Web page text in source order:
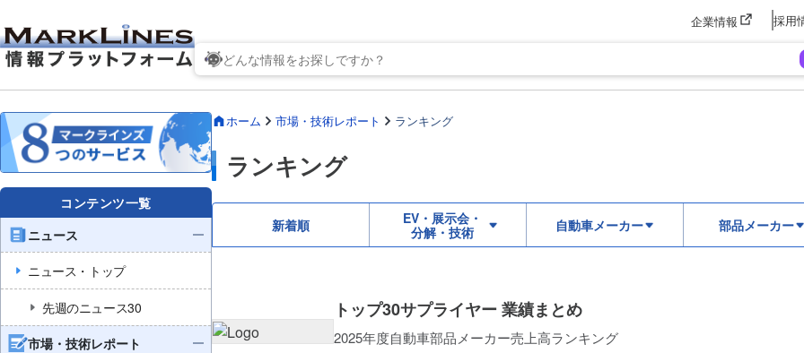
企業情報 採用
コンテンツ一覧
ニュース
ニュース・トップ
先週のニュース30
市場・技術レポート
ホーム 市場・技術レポート ランキング
ランキング
新着順
EV・展示会・
分解・技術
自動車メーカー 部品メーカー
トップ30サプライヤー 業績まとめ
2025年度自動車部品メーカー売上高ランキング